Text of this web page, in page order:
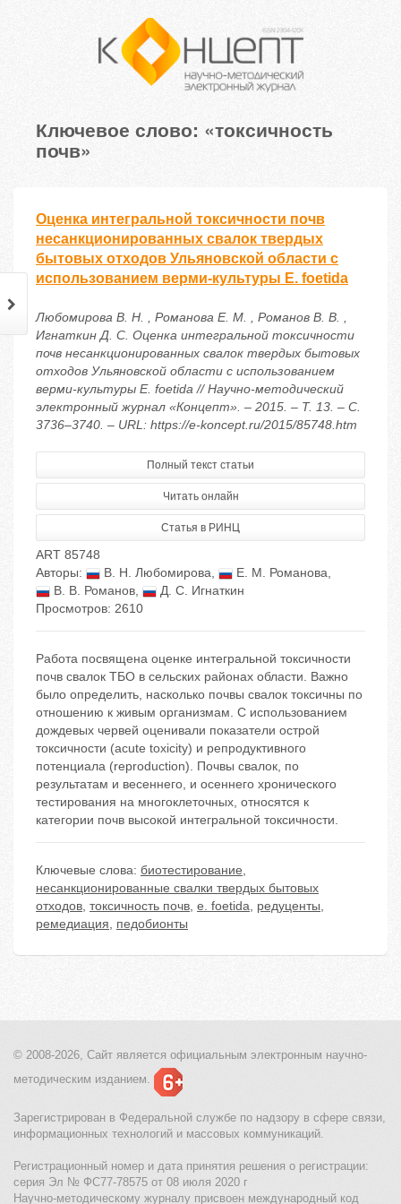
Ключевое слово: «токсичность
почв»
Оценка интегральной токсичности почв
несанкционированных свалок твердых
бытовых отходов Ульяновской области с
использованием верми-культуры E. foetida
Любомирова В. Н. , Романова Е. М. , Романов В. В. ,
Игнаткин Д. С. Оценка интегральной токсичности
почв несанкционированных свалок твердых бытовых
отходов Ульяновской области с использованием
верми-культуры E. foetida // Научно-методический
электронный журнал «Концепт». – 2015. – Т. 13. – С.
3736–3740. – URL: https://e-koncept.ru/2015/85748.htm
Полный текст статьи
Читать онлайн
Статья в РИНЦ
ART 85748
Авторы:
В. Н. Любомирова, Е. М. Романова,
В. В. Романов,
Д. С. Игнаткин
Просмотров: 2610
Работа посвящена оценке интегральной токсичности
почв свалок ТБО в сельских районах области. Важно
было определить, насколько почвы свалок токсичны по
отношению к живым организмам. С использованием
дождевых червей оценивали показатели острой
токсичности (acute toxicity) и репродуктивного
потенциала (reproduction). Почвы свалок, по
результатам и весеннего, и осеннего хронического
тестирования на многоклеточных, относятся к
категории почв высокой интегральной токсичности.
Ключевые слова: биотестирование,
несанкционированные свалки твердых бытовых
отходов, токсичность почв, e. foetida, редуценты,
ремедиация, педобионты
© 2008-2026, Сайт является официальным электронным научно-
методическим изданием.
Зарегистрирован в Федеральной службе по надзору в сфере связи,
информационных технологий и массовых коммуникаций.
Регистрационный номер и дата принятия решения о регистрации:
серия Эл № ФС77-78575 от 08 июля 2020 г
Научно-методическому журналу присвоен международный код